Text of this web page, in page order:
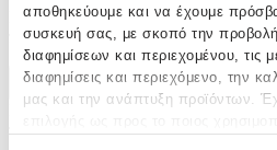
αποθηκεύουμε και να έχουμε
συσκευή σας, με σκοπό την προβολή
διαφημίσεων και περιεχομένου, τις
διαφημίσεις και περιεχόμενο, την
μας και την ανάπτυξη προϊόντων.
Προς το παρόν δεν υπάρχουν άλλες
προστεθούν, θα εμφανιστούν εδώ.
Πώς υπολογίζεται η βαθμολογία
Η τελική βαθμολογία βασίζεται
που έχουν πραγματοποιήσει αγορά